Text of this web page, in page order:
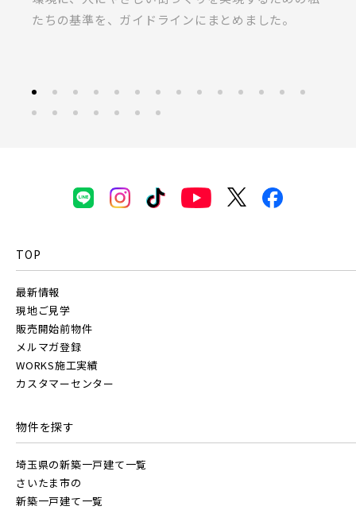
西武池袋線
西武有楽町線
西武豊島線
その他鉄道
JR常磐線 [快速]
JR総武線 [快速]
JR成田線 [我孫子～成田]
JR中央線
東武鉄道
見学OK 東京都葛飾区
ジェクト始動!!◆京成押上線「京成立石」駅徒歩1...
このカコミに
千葉県船橋市 千葉県船橋市
千葉県船橋市
たちの基準を、ガイドラインにまとめました。
TOP
最新情報
現地ご見学
販売開始前物件
メルマガ登録
WORKS施工実績
カスタマーセンター
物件を探す
埼玉県の新築一戸建て一覧
さいたま市の
新築一戸建て一覧